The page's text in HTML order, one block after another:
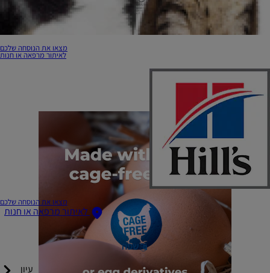
מצאו את הנוסחה שלכם
לאיתור מרפאה או חנות
מצאו את הנוסחה שלכם
לאיתור מרפאה או חנות
שפה
עיון